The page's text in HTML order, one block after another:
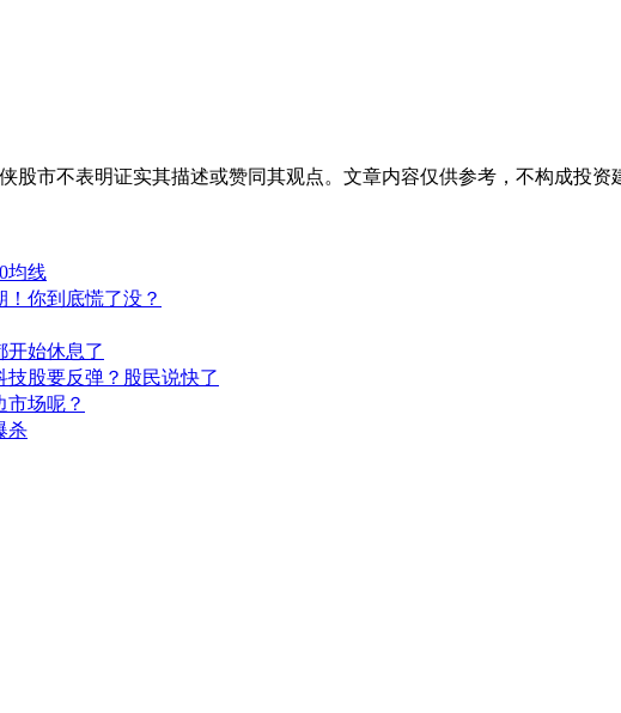
股市不表明证实其描述或赞同其观点。文章内容仅供参考，不构成投资
均线
你到底慌了没？
开始休息了
股要反弹？股民说快了
场呢？
杀